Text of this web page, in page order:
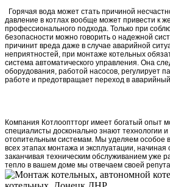
Горячая вода может стать причиной
давление в котлах вообще может привести к
профессионального подхода. Только при
безопасности можно говорить о надежной
причинит вреда даже в случае аварийной
неприятностей, при монтаже котельных
система автоматического управления. Она
оборудования, работой насосов, регулирует
работе и предотвращает переход в
Компания Котлооптторг имеет богатый опыт
специалисты досконально знают технологии и
отопительным системам. Мы уделяем особое
всех этапах монтажа и эксплуатации, начиная
заканчивая техническим обслуживанием уже
тепло в вашем доме мы отвечаем своей